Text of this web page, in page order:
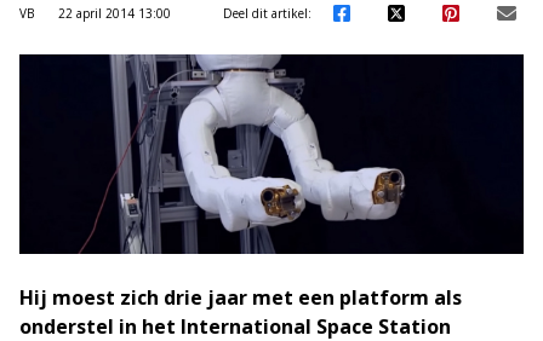
VB 22 april 2014 13:00 Deel dit artikel:
Hij moest zich drie jaar met een platform als
onderstel in het International Space Station